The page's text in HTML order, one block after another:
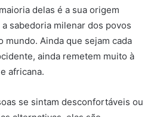
delas é a sua origem
sabedoria milenar dos povos
mundo. Ainda que sejam cada
ainda remetem muito à
africana.
se sintam desconfortáveis ou